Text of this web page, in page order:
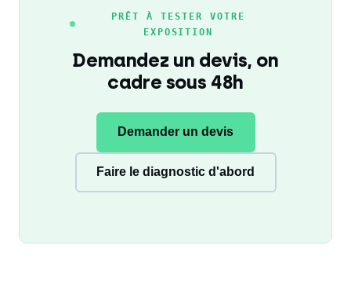
PRÊT À TESTER VOTRE
EXPOSITION
Demandez un devis, on
cadre sous 48h
Demander un devis
Faire le diagnostic d'abord